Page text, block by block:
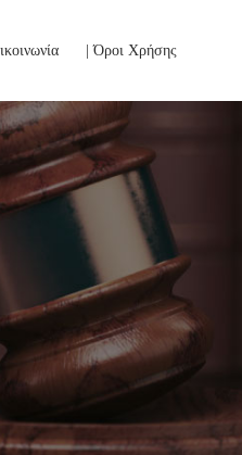
| Όροι Χρήσης